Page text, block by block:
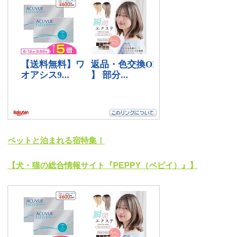
ペットと泊まれる宿特集！
【犬・猫の総合情報サイト『PEPPY（ペピイ）』】